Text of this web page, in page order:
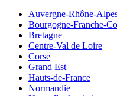
Auvergne-Rhône-
Bourgogne-Franche-
Bretagne
Centre-Val de Loire
Corse
Grand Est
Hauts-de-France
Normandie